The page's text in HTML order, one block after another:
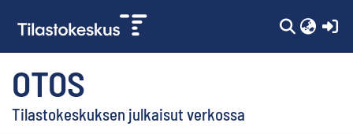
OTOS
Tilastokeskuksen julkaisut verkossa